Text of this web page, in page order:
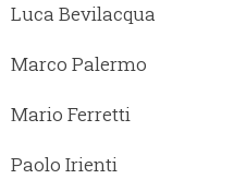
Luca Bevilacqua
Marco Palermo
Mario Ferretti
Paolo Irienti